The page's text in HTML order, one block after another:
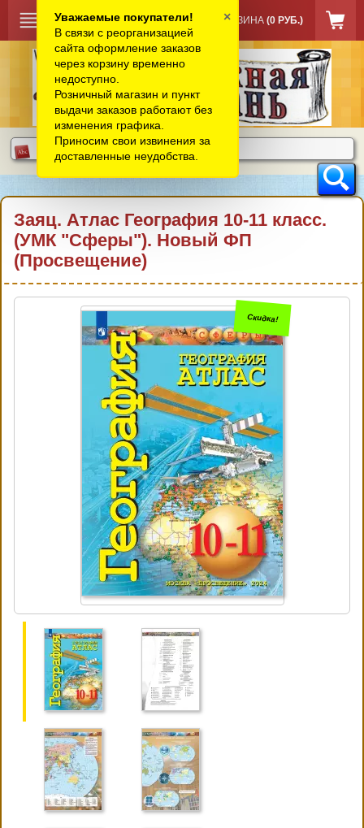
КОРЗИНА (0 РУБ.)
Заяц. Атлас География 10-11 класс.
(УМК "Сферы"). Новый ФП
(Просвещение)
Скидка!
Уважаемые покупатели!
В связи с реорганизацией
сайта оформление заказов
через корзину временно
недоступно.
Розничный магазин и пункт
выдачи заказов работают без
изменения графика.
Приносим свои извинения за
доставленные неудобства.
×